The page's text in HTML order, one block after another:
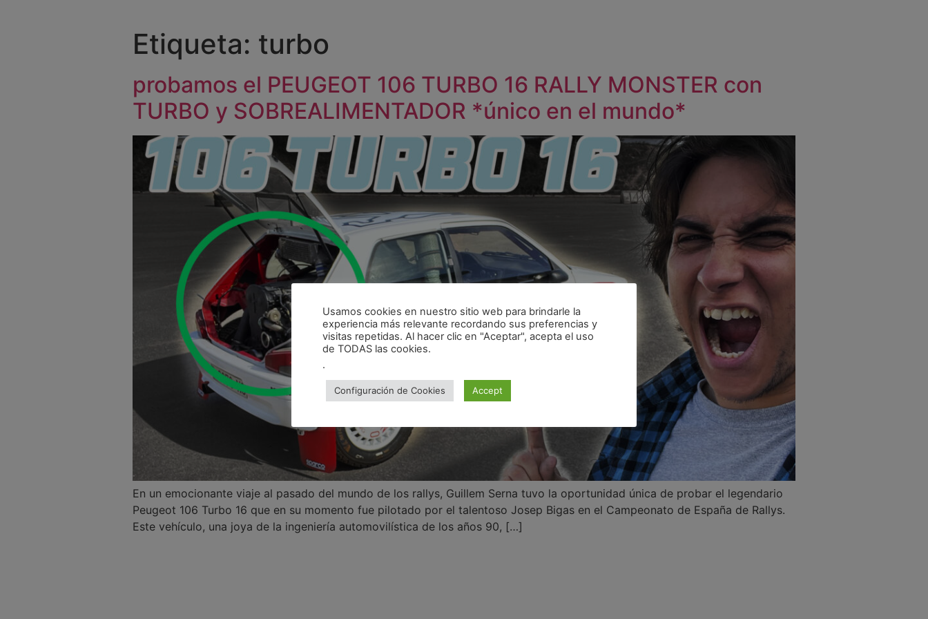
Etiqueta: turbo
probamos el PEUGEOT 106 TURBO 16 RALLY MONSTER con
TURBO y SOBREALIMENTADOR *único en el mundo*
En un emocionante viaje al pasado del mundo de los rallys, Guillem Serna tuvo la oportunidad única de probar el legendario
Peugeot 106 Turbo 16 que en su momento fue pilotado por el talentoso Josep Bigas en el Campeonato de España de Rallys.
Este vehículo, una joya de la ingeniería automovilística de los años 90, […]
Usamos cookies en nuestro sitio web para brindarle la
experiencia más relevante recordando sus preferencias y
visitas repetidas. Al hacer clic en "Aceptar", acepta el uso
de TODAS las cookies.
.
Configuración de Cookies Accept